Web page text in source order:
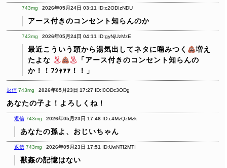
743mg 2026年05月24日 03:11 ID:c2ODIzNDU
アース付きのコンセント知らんのか
743mg 2026年05月24日 04:11 ID:gyNjUzMzE
最近こういう頭から湯気出してネタに噛みつく
増え
たよな
「アース付きのコンセント知らんの
か！！ﾌｼｬｧｧ！！」
返信 743mg 2026年05月23日 17:27 ID:I0ODc3ODg
あなたの子よ！よろしくね！
返信 743mg 2026年05月23日 17:48 ID:c4MzQzMzk
あなたの孫よ、おじいちゃん
返信 743mg 2026年05月23日 17:51 ID:UwNTI2MTI
獣姦の記憶はない